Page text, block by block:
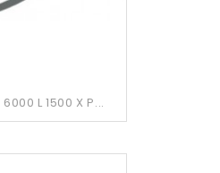
L 1500 X P...